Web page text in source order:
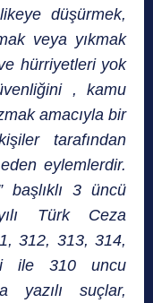
düşürmek,
veya yıkmak
hürriyetleri yok
, kamu
amacıyla bir
tarafından
eylemlerdir.
başlıklı 3 üncü
Türk Ceza
312, 313, 314,
ile 310 uncu
yazılı suçlar,